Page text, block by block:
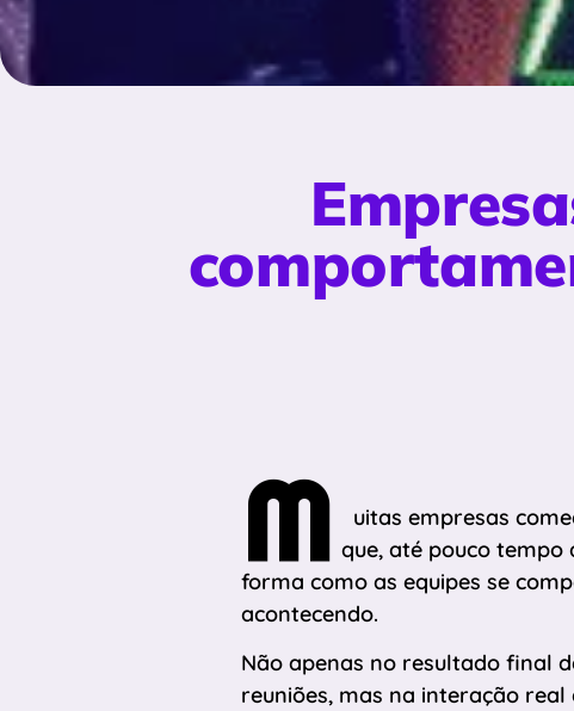
M
uitas empresas
que, até pouco tempo
forma como as equipes se
acontecendo.
Não apenas no resultado final
reuniões, mas na interação